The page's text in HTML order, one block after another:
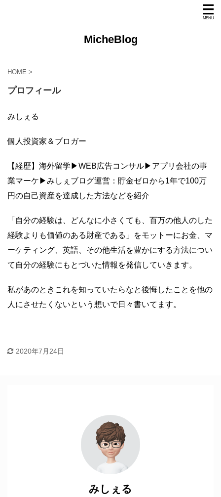
MicheBlog
HOME >
プロフィール
みしぇる
個人投資家＆ブロガー
【経歴】海外留学▶︎WEB広告コンサル▶︎アプリ会社の事
業マーケ▶︎みしぇブログ運営：貯金ゼロから1年で100万
円の自己資産を達成した方法などを紹介
「自分の経験は、どんなに小さくても、百万の他人のした
経験よりも価値のある財産である」をモットーにお金、マ
ーケティング、英語、その他生活を豊かにする方法につい
て自分の経験にもとづいた情報を発信していきます。
私があのときこれを知っていたらなと後悔したことを他の
人にさせたくないという想いで日々書いてます。
2020年7月24日
みしぇる